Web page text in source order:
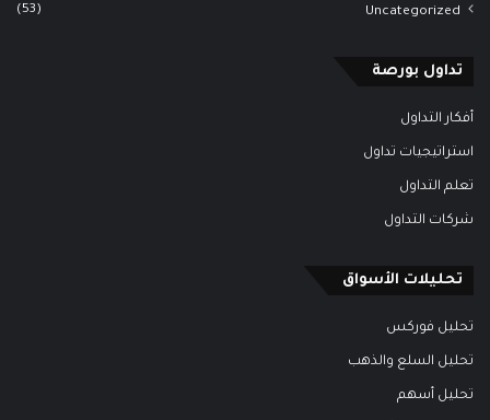
Uncategorized
(53)
تداول بورصة
أفكار التداول
استراتيجيات تداول
تعلم التداول
شركات التداول
تحليلات الأسواق
تحليل فوركس
تحليل السلع والذهب
تحليل أسهم